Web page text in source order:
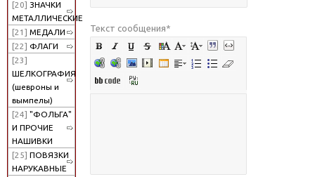
[20] ЗНАЧКИ
МЕТАЛЛИЧЕСКИЕ
[21] МЕДАЛИ
[22] ФЛАГИ
[23]
ШЕЛКОГРАФИЯ
(шевроны и
вымпелы)
[24] "ФОЛЬГА"
И ПРОЧИЕ
НАШИВКИ
[25] ПОВЯЗКИ
НАРУКАВНЫЕ
Текст сообщения*